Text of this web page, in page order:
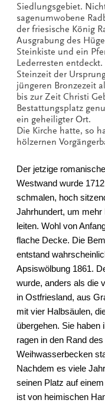
Siedlungsgebiet.
sagenumwobene
der friesische König
Ausgrabung des
Steinkiste und ein
Lederresten
Steinzeit der
jüngeren Bronzezeit
bis zur Zeit Christi
Bestattungsplatz
ein geheiligter Ort.
Die Kirche hatte, so
hölzernen
Der jetzige
Westwand wurde
schmalen, hoch
Jahrhundert, um
leiten. Wohl von
flache Decke. Die
entstand
Apsiswölbung 1861.
wurde, anders als die
in Ostfriesland, aus
mit vier Halbsäulen,
übergehen. Sie haben
ragen in den Rand
Weihwasserbecken
Nachdem es viele
seinen Platz auf
ist von heimischen